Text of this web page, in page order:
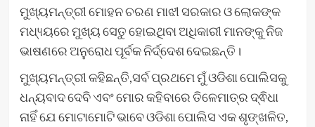
ମୁଖ୍ୟମନ୍ତ୍ରୀ ମୋହନ ଚରଣ ମାଝୀ ସରକାର ଓ ଲୋକଙ୍କ
ମଧ୍ୟ୍ୟରେ ମୁଖ୍ୟ ସେତୁ ହୋଇଥିବା ଅଧିକାରୀ ମାନଙ୍କୁ ନିଜ
ଭାଷଣରେ ଅନୁରୋଧ ପୂର୍ବକ ନିର୍ଦ୍ଦେଶ ଦେଇଛନ୍ତି।
ମୁଖ୍ୟମନ୍ତ୍ରୀ କହିଛନ୍ତି,ସର୍ବ ପ୍ରଥମେ ମୁଁ ଓଡିଶା ପୋଲିସକୁ
ଧନ୍ୟବାଦ ଦେବି ଏବଂ ମୋର କହିବାରେ ତିଳେମାତ୍ର ଦ୍ଵିଧା
ନାହିଁ ଯେ ମୋଟାମୋଟି ଭାବେ ଓଡିଶା ପୋଲିସ ଏକ ଶୃଙ୍ଖଳିତ,